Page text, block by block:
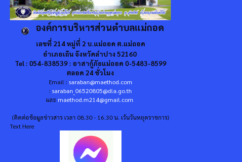
องค์การบริหารส่วนตำบลแม่ถอด
เลขที่ 214 หมู่ที่ 2 บ.แม่ถอด ต.แม่ถอด
อำเภอเถิน จังหวัดลำปาง 52160
Tel : 054-838539 : อาสากู้ภัยแม่ถอด 0-5483-8599
ตลอด 24 ชั่วโมง
Email : saraban@maethod.com
: saraban_06520805@dla.go.th
และ maethod.m214@gmail.com
(ติดต่อข้อมูลข่าวสาร เวลา 08.30 - 16.30 น. เว้นวันหยุดราชการ)
Text Here